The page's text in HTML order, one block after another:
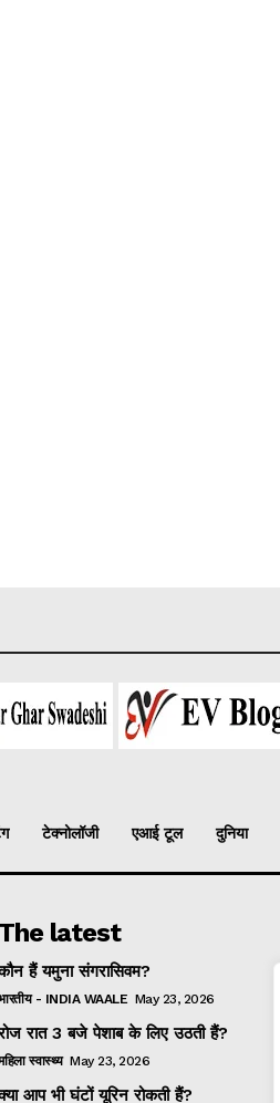
टेक्नोलॉजी एआई टूल दुनिया
The latest
हैं यमुना संगरासिवम?
- INDIA WAALE May 23, 2026
रात 3 बजे पेशाब के लिए उठती हैं?
स्वास्थ्य May 23, 2026
आप भी घंटों यूरिन रोकती हैं?